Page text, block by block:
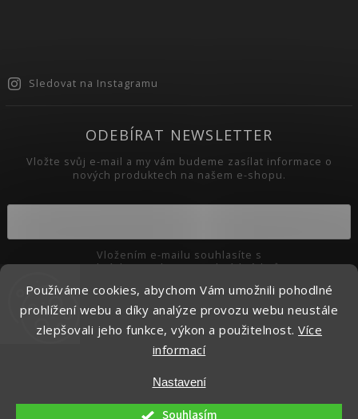
Používáme cookies, abychom Vám umožnili pohodlné
prohlížení webu a díky analýze provozu webu neustále
zlepšovali jeho funkce, výkon a použitelnost. Více
informací
Nastavení
Souhlasím
Sledovat na Instagramu
ODEBÍRAT NEWSLETTER
Vložte svůj e-mail a my vám budeme zasílat informace o
nových produktech na našem e-shopu.
podmínkami ochrany osobních údajů
Přihlásit se
Upravit nastavení cookies
Shoptet| Design